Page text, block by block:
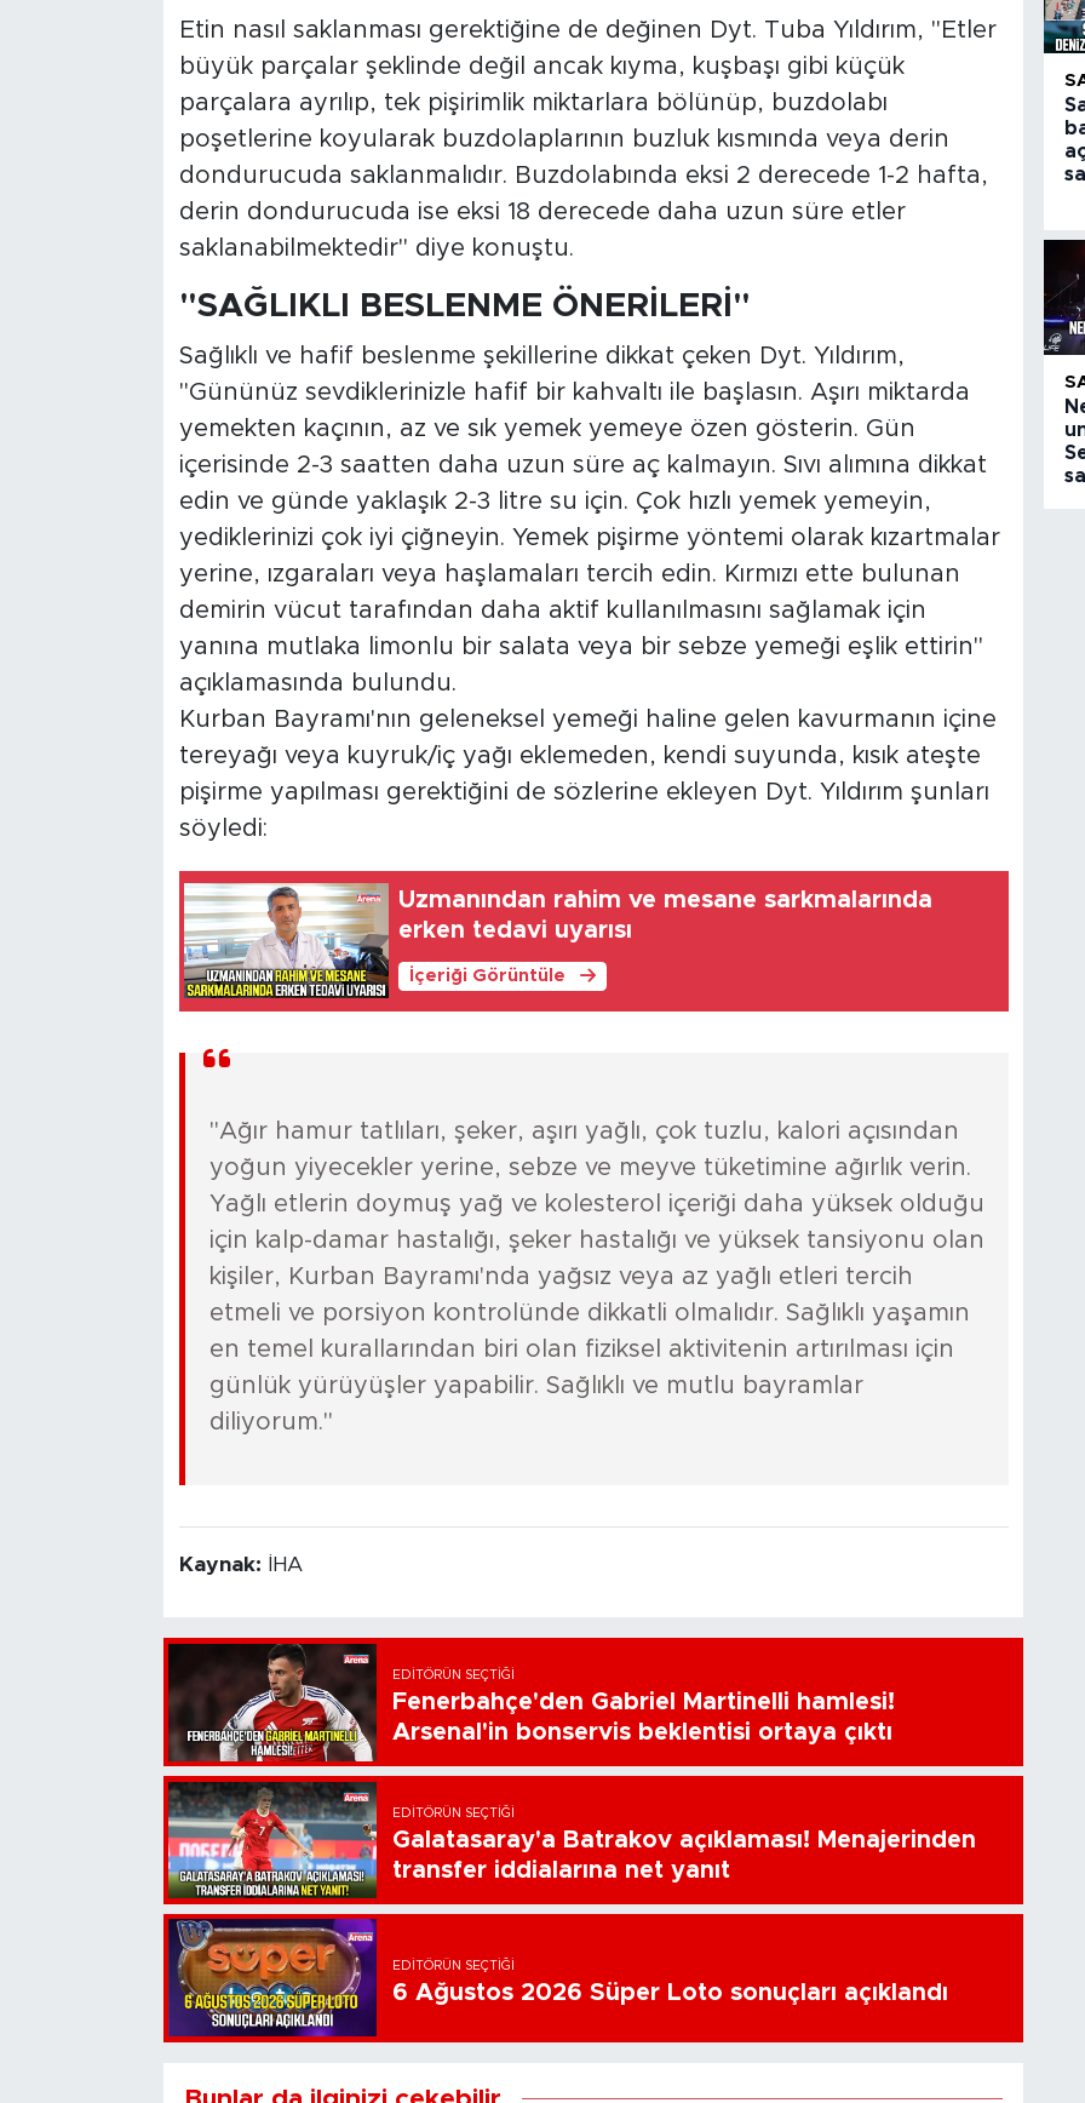
Etin nasıl saklanması gerektiğine de değinen Dyt. Tuba Yıldırım, "Etler
büyük parçalar şeklinde değil ancak kıyma, kuşbaşı gibi küçük
parçalara ayrılıp, tek pişirimlik miktarlara bölünüp, buzdolabı
poşetlerine koyularak buzdolaplarının buzluk kısmında veya derin
dondurucuda saklanmalıdır. Buzdolabında eksi 2 derecede 1-2 hafta,
derin dondurucuda ise eksi 18 derecede daha uzun süre etler
saklanabilmektedir" diye konuştu.
"SAĞLIKLI BESLENME ÖNERİLERİ"
Sağlıklı ve hafif beslenme şekillerine dikkat çeken Dyt. Yıldırım,
"Gününüz sevdiklerinizle hafif bir kahvaltı ile başlasın. Aşırı miktarda
yemekten kaçının, az ve sık yemek yemeye özen gösterin. Gün
içerisinde 2-3 saatten daha uzun süre aç kalmayın. Sıvı alımına dikkat
edin ve günde yaklaşık 2-3 litre su için. Çok hızlı yemek yemeyin,
yediklerinizi çok iyi çiğneyin. Yemek pişirme yöntemi olarak kızartmalar
yerine, ızgaraları veya haşlamaları tercih edin. Kırmızı ette bulunan
demirin vücut tarafından daha aktif kullanılmasını sağlamak için
yanına mutlaka limonlu bir salata veya bir sebze yemeği eşlik ettirin"
açıklamasında bulundu.
Kurban Bayramı'nın geleneksel yemeği haline gelen kavurmanın içine
tereyağı veya kuyruk/iç yağı eklemeden, kendi suyunda, kısık ateşte
pişirme yapılması gerektiğini de sözlerine ekleyen Dyt. Yıldırım şunları
söyledi:
Uzmanından rahim ve mesane sarkmalarında
erken tedavi uyarısı
İçeriği Görüntüle
"Ağır hamur tatlıları, şeker, aşırı yağlı, çok tuzlu, kalori açısından
yoğun yiyecekler yerine, sebze ve meyve tüketimine ağırlık verin.
Yağlı etlerin doymuş yağ ve kolesterol içeriği daha yüksek olduğu
için kalp-damar hastalığı, şeker hastalığı ve yüksek tansiyonu olan
kişiler, Kurban Bayramı'nda yağsız veya az yağlı etleri tercih
etmeli ve porsiyon kontrolünde dikkatli olmalıdır. Sağlıklı yaşamın
en temel kurallarından biri olan fiziksel aktivitenin artırılması için
günlük yürüyüşler yapabilir. Sağlıklı ve mutlu bayramlar
diliyorum."
Kaynak: İHA
EDITÖRÜN SEÇTIĞI
Fenerbahçe'den Gabriel Martinelli hamlesi!
Arsenal'in bonservis beklentisi ortaya çıktı
EDITÖRÜN SEÇTIĞI
Galatasaray'a Batrakov açıklaması! Menajerinden
transfer iddialarına net yanıt
EDITÖRÜN SEÇTIĞI
6 Ağustos 2026 Süper Loto sonuçları açıklandı